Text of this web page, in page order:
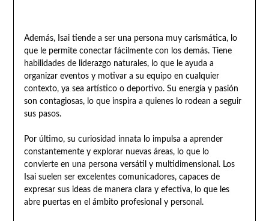
Además, Isai tiende a ser una persona muy carismática, lo
que le permite conectar fácilmente con los demás. Tiene
habilidades de liderazgo naturales, lo que le ayuda a
organizar eventos y motivar a su equipo en cualquier
contexto, ya sea artístico o deportivo. Su energía y pasión
son contagiosas, lo que inspira a quienes lo rodean a seguir
sus pasos.
Por último, su curiosidad innata lo impulsa a aprender
constantemente y explorar nuevas áreas, lo que lo
convierte en una persona versátil y multidimensional. Los
Isai suelen ser excelentes comunicadores, capaces de
expresar sus ideas de manera clara y efectiva, lo que les
abre puertas en el ámbito profesional y personal.